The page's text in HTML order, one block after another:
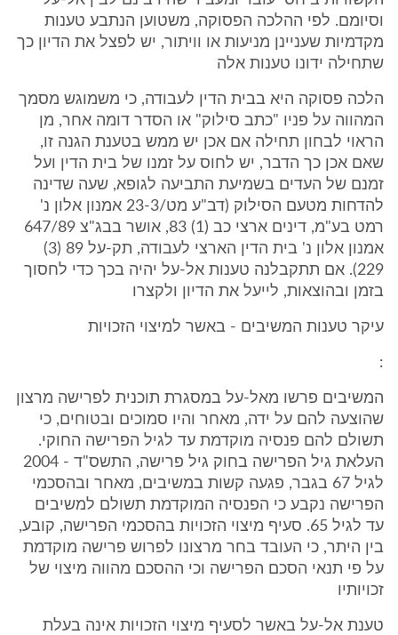
וסיומם. לפי ההלכה הפסוקה, משטוען הנתבע טענות
מקדמיות שעניינן מניעות או וויתור, יש לפצל את הדיון כך
שתחילה ידונו טענות אלה
הלכה פסוקה היא בבית הדין לעבודה, כי משמוגש מסמך
המהווה על פניו "כתב סילוק" או הסדר דומה אחר, מן
הראוי לבחון תחילה אם אכן יש ממש בטענת הגנה זו,
שאם אכן כך הדבר, יש לחוס על זמנו של בית הדין ועל
זמנם של העדים בשמיעת התביעה לגופא, שעה שדינה
להדחות מטעם הסילוק (דב"ע מט/23-3 אמנון אלון נ'
רמט בע"מ, דינים ארצי כב (1) 83, אושר בבג"צ 647/89
אמנון אלון נ' בית הדין הארצי לעבודה, תק-על 89 (3)
229). אם תתקבלנה טענות אל-על יהיה בכך כדי לחסוך
בזמן ובהוצאות, לייעל את הדיון ולקצרו
עיקר טענות המשיבים - באשר למיצוי הזכויות
:
המשיבים פרשו מאל-על במסגרת תוכנית לפרישה מרצון
שהוצעה להם על ידה, מאחר והיו סמוכים ובטוחים, כי
תשולם להם פנסיה מוקדמת עד לגיל הפרישה החוקי.
העלאת גיל הפרישה בחוק גיל פרישה, התשס"ד - 2004
לגיל 67 בגבר, פגעה קשות במשיבים, מאחר ובהסכמי
הפרישה נקבע כי הפנסיה המוקדמת תשולם למשיבים
עד לגיל 65. סעיף מיצוי הזכויות בהסכמי הפרישה, קובע,
בין היתר, כי העובד בחר מרצונו לפרוש פרישה מוקדמת
על פי תנאי הסכם הפרישה וכי ההסכם מהווה מיצוי של
זכויותיו
טענת אל-על באשר לסעיף מיצוי הזכויות אינה בעלת